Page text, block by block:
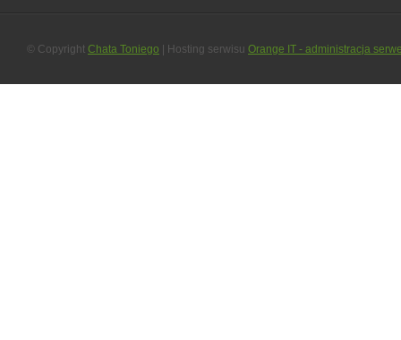
© Copyright Chata Toniego | Hosting serwisu Orange IT - administracja